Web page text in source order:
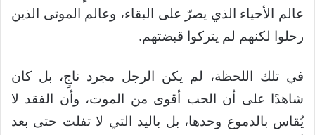
عالم الأحياء الذي يصرّ على البقاء، وعالم الموتى الذين
رحلوا لكنهم لم يتركوا قبضتهم.
في تلك اللحظة، لم يكن الرجل مجرد ناجٍ، بل كان
شاهدًا على أن الحب أقوى من الموت، وأن الفقد لا
يُقاس بالدموع وحدها، بل باليد التي لا تفلت حتى بعد